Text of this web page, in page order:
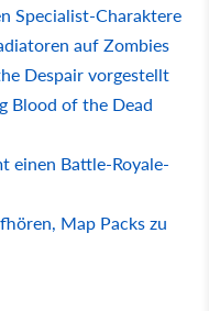
Specialist-Charaktere
auf Zombies
Despair vorgestellt
Blood of the Dead
einen Battle-Royale-
Map Packs zu